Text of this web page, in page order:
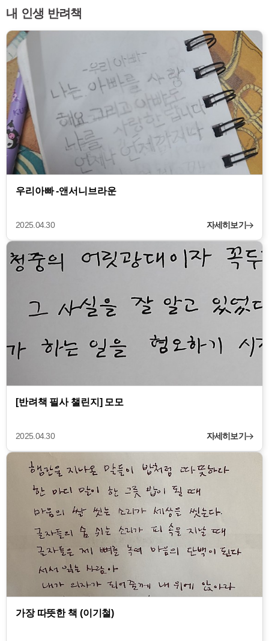
내 인생 반려책
우리아빠 -앤서니브라운
2025.04.30 자세히보기
[반려책 필사 챌린지] 모모
2025.04.30 자세히보기
가장 따뜻한 책 (이기철)